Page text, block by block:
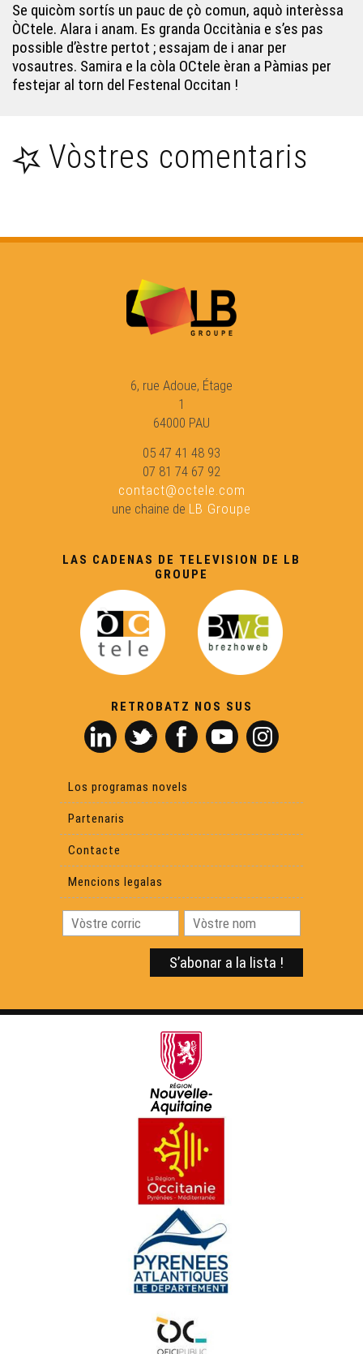
L'enchantada - Eveniments
La dubèrtura dels comèrces - Eveniments
Archius departementaus de Las Lanas - Eveniments
Lo (petit) Rambalh de Sent-Martin - Eveniments
Manifestacions en favor de la lei Molac - Eveniments
Concors bigordan d'expression gascona 2021 -
Eveniments
Estagi doblatge - Eveniments
Universitat occitana d'Estiu de Nimes - Eveniments
Lo festenau de Confolent - Eveniments
Hestiv'Òc - 17ena edicion - Eveniments
Festenau Dau Mont Gargan - Eveniments
Festenau Mascaret - Eveniments
Rambalh de la Sent-Martin - Eveniments
Virabal - Eveniments
Hestau Pâques en Coulisses - Eveniments
Paratge a Bordelha - Eveniments
La Passem, Dusau edicion - Eveniments
Inauguracion de La Ciutat - Eveniments
Eras Escalas de Primtemps - Eveniments
Se quicòm sortís un pauc de çò comun, aquò interèssa
ÒCtele. Alara i anam. Es granda Occitània e s’es pas
possible d’èstre pertot ; essajam de i anar per
vosautres. Samira e la còla OCtele èran a Pàmias per
festejar al torn del Festenal Occitan !
Vòstres comentaris
6, rue Adoue, Étage
1
64000 PAU
05 47 41 48 93
07 81 74 67 92
contact@octele.com
une chaine de LB Groupe
LAS CADENAS DE TELEVISION DE LB
GROUPE
RETROBATZ NOS SUS
Los programas novels
Partenaris
Contacte
Mencions legalas